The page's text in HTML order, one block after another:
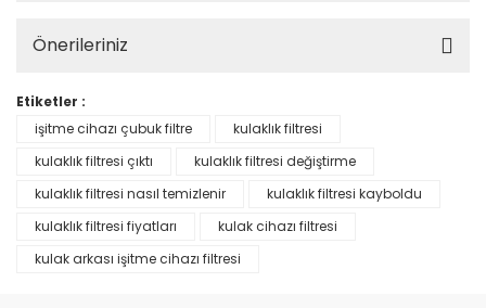
Önerileriniz
Etiketler :
işitme cihazı çubuk filtre
kulaklık filtresi
kulaklık filtresi çıktı
kulaklık filtresi değiştirme
kulaklık filtresi nasıl temizlenir
kulaklık filtresi kayboldu
kulaklık filtresi fiyatları
kulak cihazı filtresi
kulak arkası işitme cihazı filtresi